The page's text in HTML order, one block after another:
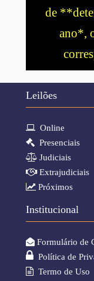
de
ano*,
Leilões
Online
Presenciais
Judiciais
Extrajudiciais
Próximos
Institucional
Formulário de
Política de
Termo de Uso